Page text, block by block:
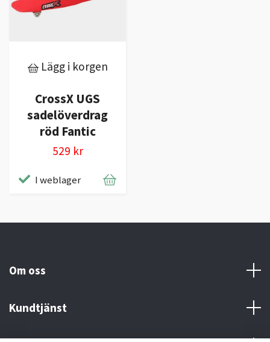
Lägg i korgen
CrossX UGS
sadelöverdrag
röd Fantic
529 kr
I weblager
Om oss
Kundtjänst